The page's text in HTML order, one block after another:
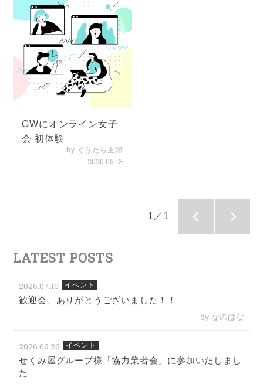
GWにオンライン女子
会 初体験
by ぐうたら主婦
2020.05.13
1／1
LATEST POSTS
2026.07.10 イベント
歓迎会、ありがとうございました！！
by なのはな
2026.06.26 イベント
せくみ屋グループ様「協力業者会」に参加いたしまし
た